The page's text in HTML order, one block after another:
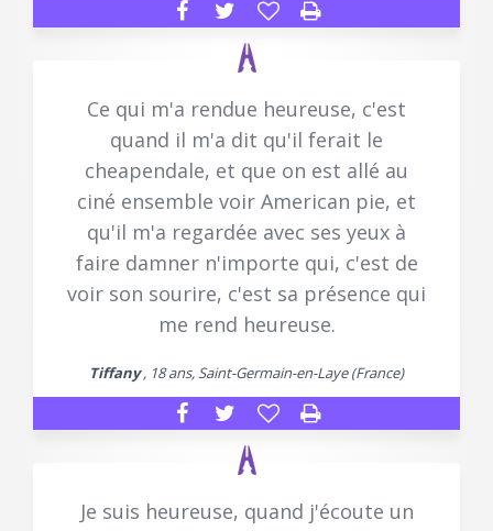
Ce qui m'a rendue heureuse, c'est
quand il m'a dit qu'il ferait le
cheapendale, et que on est allé au
ciné ensemble voir American pie, et
qu'il m'a regardée avec ses yeux à
faire damner n'importe qui, c'est de
voir son sourire, c'est sa présence qui
me rend heureuse.
Tiffany, 18 ans, Saint-Germain-en-Laye (France)
Je suis heureuse, quand j'écoute un